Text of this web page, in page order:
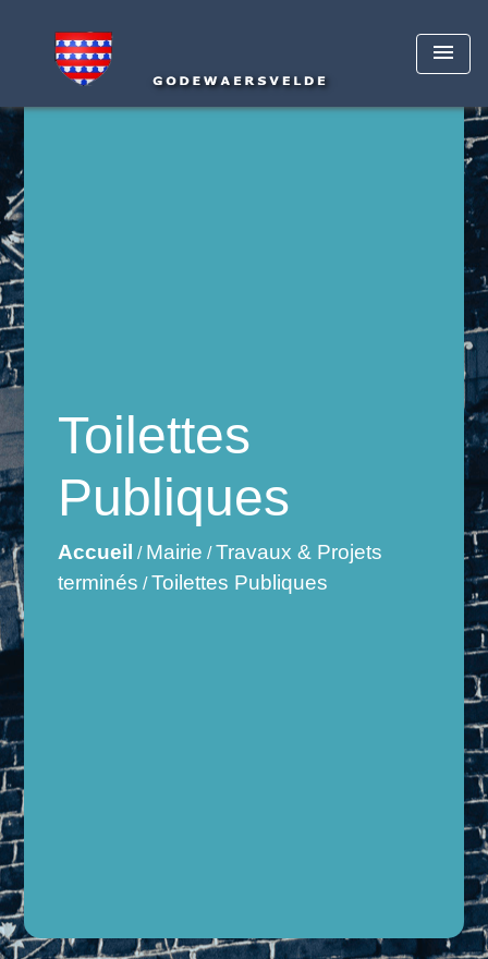
menu
Toilettes
Publiques
Accueil / Mairie /Travaux & Projets
terminés /Toilettes Publiques